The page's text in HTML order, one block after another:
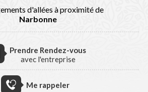
d'allées à proximité de
Narbonne
Prendre Rendez-vous
avec l'entreprise
Me rappeler